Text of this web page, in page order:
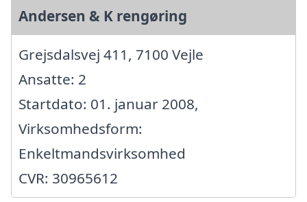
Andersen & K rengøring
Grejsdalsvej 411, 7100 Vejle
Ansatte: 2
Startdato: 01. januar 2008,
Virksomhedsform:
Enkeltmandsvirksomhed
CVR: 30965612